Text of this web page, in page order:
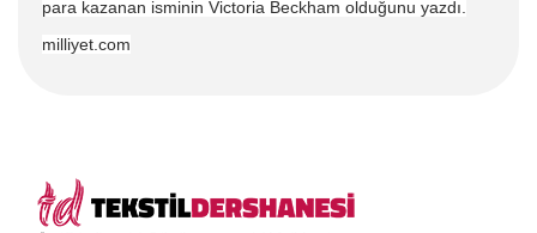
para kazanan isminin Victoria Beckham olduğunu yazdı.
milliyet.com